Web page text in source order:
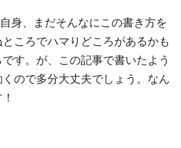
身、まだそんなにこの書き方を
ころでハマりどころがあるかも
す。が、この記事で書いたよう
ので多分大丈夫でしょう。なん